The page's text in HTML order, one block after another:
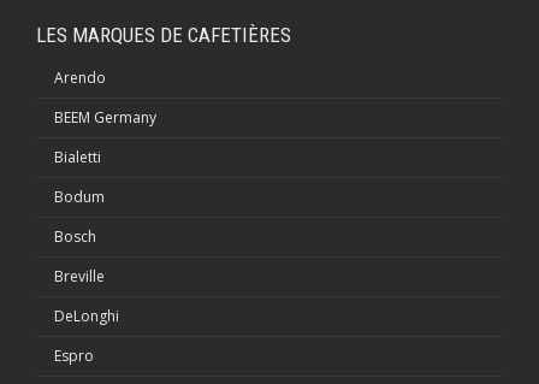
LES MARQUES DE CAFETIÈRES
Arendo
BEEM Germany
Bialetti
Bodum
Bosch
Breville
DeLonghi
Espro